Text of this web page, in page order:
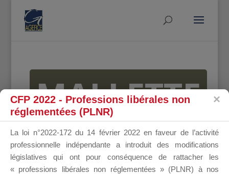
MALLETTE
DU
CFP 2022 - Professions libérales non
réglementées (PLNR)
La loi n°2022-172 du 14 février 2022 en faveur de l’activité
professionnelle indépendante a introduit des modifications
législatives qui ont pour conséquence de rattacher les
« professions libérales non réglementées » (PLNR) à nos